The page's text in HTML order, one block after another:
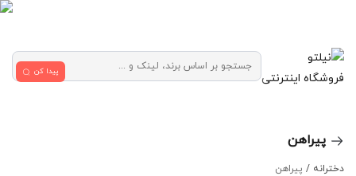
فروشگاه اینترنتی پیدا کن
پیراهن
دخترانه / پیراهن